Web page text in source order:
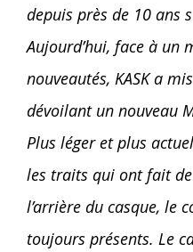
depuis près de 10 ans
Aujourd’hui, face à un
nouveautés, KASK a
dévoilant un nouveau
Plus léger et plus
les traits qui ont fait
l’arrière du casque, le
toujours présents. Le